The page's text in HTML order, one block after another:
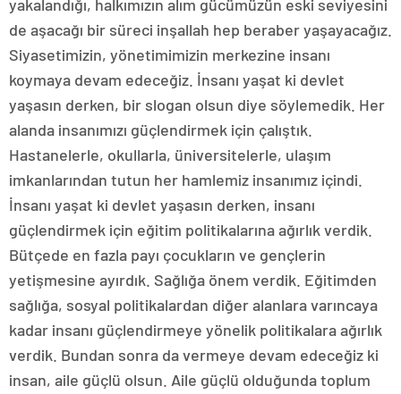
yakalandığı, halkımızın alım gücümüzün eski seviyesini
de aşacağı bir süreci inşallah hep beraber yaşayacağız.
Siyasetimizin, yönetimimizin merkezine insanı
koymaya devam edeceğiz. İnsanı yaşat ki devlet
yaşasın derken, bir slogan olsun diye söylemedik. Her
alanda insanımızı güçlendirmek için çalıştık.
Hastanelerle, okullarla, üniversitelerle, ulaşım
imkanlarından tutun her hamlemiz insanımız içindi.
İnsanı yaşat ki devlet yaşasın derken, insanı
güçlendirmek için eğitim politikalarına ağırlık verdik.
Bütçede en fazla payı çocukların ve gençlerin
yetişmesine ayırdık. Sağlığa önem verdik. Eğitimden
sağlığa, sosyal politikalardan diğer alanlara varıncaya
kadar insanı güçlendirmeye yönelik politikalara ağırlık
verdik. Bundan sonra da vermeye devam edeceğiz ki
insan, aile güçlü olsun. Aile güçlü olduğunda toplum